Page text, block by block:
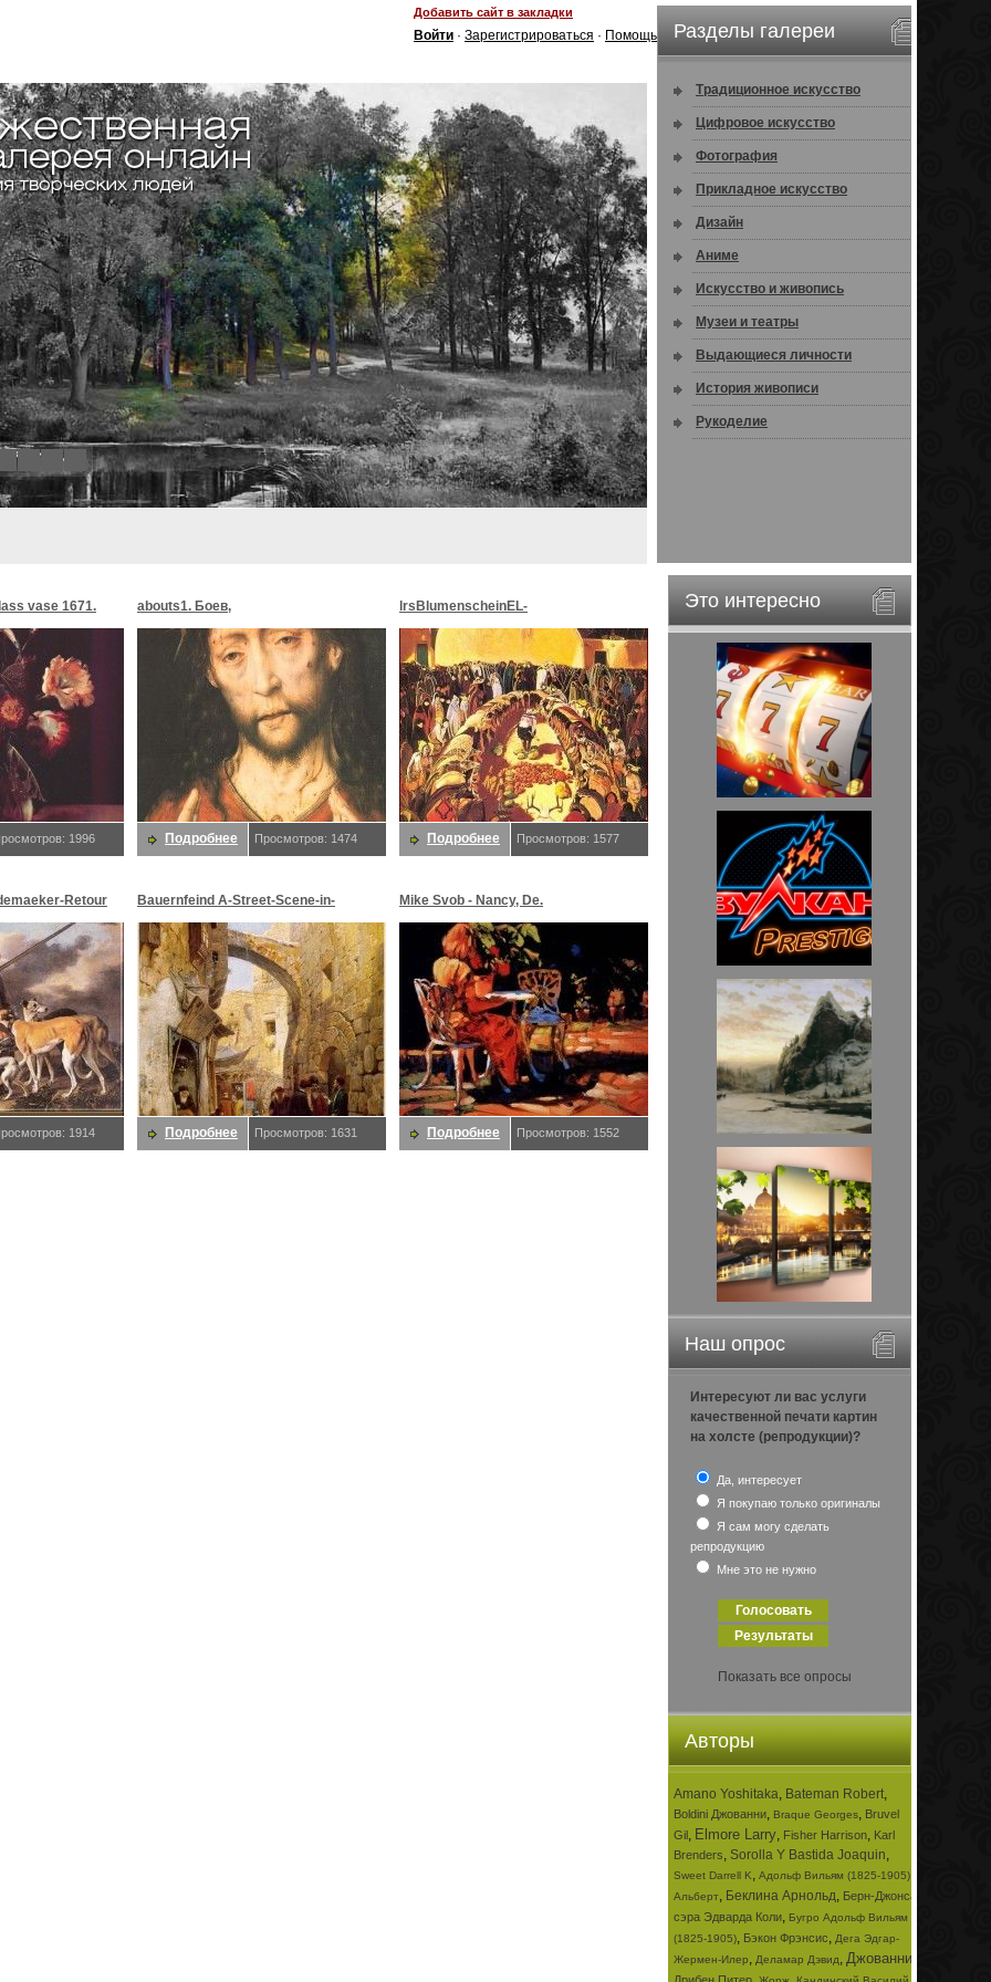
Добавить сайт в закладки
Войти · Зарегистрироваться · Помощь
8
Разделы галереи
Традиционное искусство
Цифровое искусство
Фотография
Прикладное искусство
Дизайн
Аниме
Искусство и живопись
Музеи и театры
Выдающиеся личности
История живописи
Рукоделие
Это интересно
Наш опрос
Интересуют ли вас услуги
качественной печати картин
на холсте (репродукции)?
Да, интересует
Я покупаю только оригиналы
Я сам могу сделать
репродукцию
Мне это не нужно
Показать все опросы
Авторы
Amano Yoshitaka, Bateman Robert,
Boldini Джованни, Braque Georges, Bruvel
Gil, Elmore Larry, Fisher Harrison, Karl
Brenders, Sorolla Y Bastida Joaquin,
Sweet Darrell K, Адольф Вильям (1825-1905)
Альберт, Беклина Арнольд, Берн-Джонса
сэра Эдварда Коли, Бугро Адольф Вильям
(1825-1905), Бэкон Фрэнсис, Дега Эдгар-
Жермен-Илер, Деламар Дэвид, Джованни
vase 1671.
1996
abouts1. Боев,
Подробнее Просмотров: 1474
lrsBlumenscheinEL-
MoonMorningstar&EveStar.
Blumenschein,
Подробнее Просмотров: 1577
Retour
1914
Bauernfeind A-Street-Scene-in-
Jerusalem-sj. Bauernfeind,
Подробнее Просмотров: 1631
Mike Svob - Nancy, De.
Подробнее Просмотров: 1552